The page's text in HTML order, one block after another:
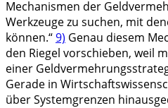
Mechanismen der
Werkzeuge zu suchen, mit
können.“9) Genau diesem
den Riegel vorschieben, weil
einer
Gerade in
über Systemgrenzen